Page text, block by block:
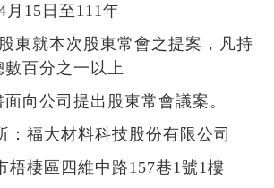
月15日至111年
東就本次股東常會之提案，凡持
百分之一以上
向公司提出股東常會議案。
：福大材料科技股份有限公司
梧棲區四維中路157巷1號1樓